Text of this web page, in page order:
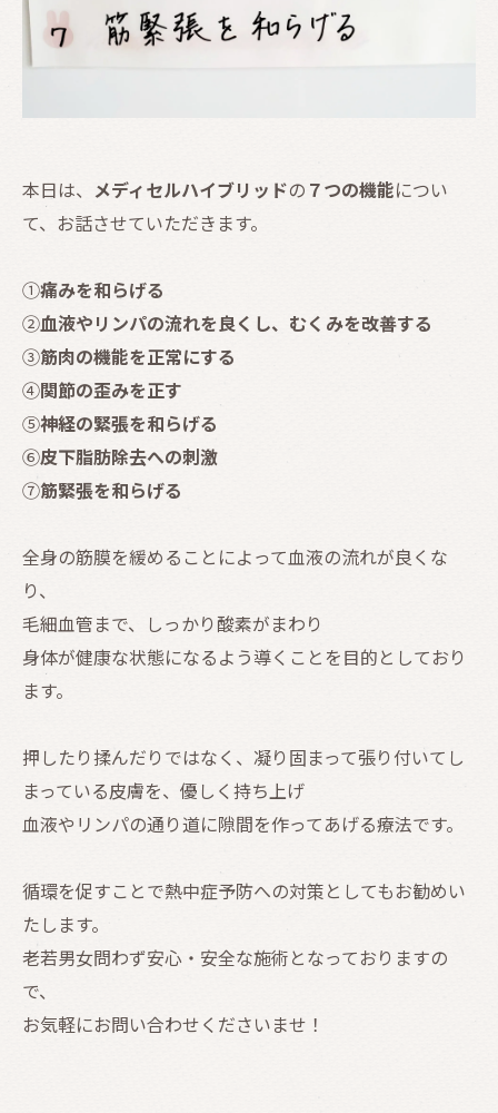
本日は、 メディセルハイブリッドの ７つの機能につい
て、お話させていただきます。
①痛みを和らげる
②血液やリンパの流れを良くし、むくみを改善する
③筋肉の機能を正常にする
④関節の歪みを正す
⑤神経の緊張を和らげる
⑥皮下脂肪除去への刺激
⑦筋緊張を和らげる
全身の筋膜を緩めることによって血液の流れが良くな
り、
毛細血管まで、しっかり酸素がまわり
身体が健康な状態になるよう導くことを目的としており
ます。
押したり揉んだりではなく、凝り固まって張り付いてし
まっている皮膚を、優しく持ち上げ
血液やリンパの通り道に隙間を作ってあげる療法です。
循環を促すことで熱中症予防への対策としてもお勧めい
たします。
老若男女問わず安心・安全な施術となっておりますの
で、
お気軽にお問い合わせくださいませ！